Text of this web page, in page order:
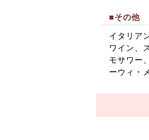
■その他
イタリア
ワイン、
モサワー
ーウィ・